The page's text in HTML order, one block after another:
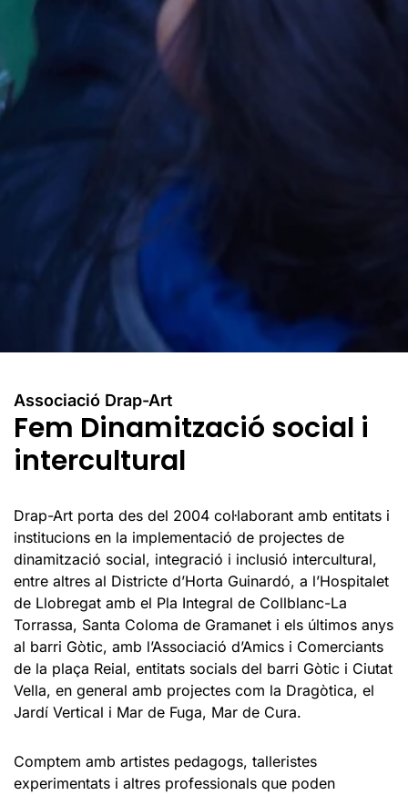
Associació Drap-Art
Fem Dinamització social i
intercultural
Drap-Art porta des del 2004 col·laborant amb entitats i
institucions en la implementació de projectes de
dinamització social, integració i inclusió intercultural,
entre altres al Districte d’Horta Guinardó, a l’Hospitalet
de Llobregat amb el Pla Integral de Collblanc-La
Torrassa, Santa Coloma de Gramanet i els últimos anys
al barri Gòtic, amb l’Associació d’Amics i Comerciants
de la plaça Reial, entitats socials del barri Gòtic i Ciutat
Vella, en general amb projectes com la Dragòtica, el
Jardí Vertical i Mar de Fuga, Mar de Cura.
Comptem amb artistes pedagogs, talleristes
experimentats i altres professionals que poden